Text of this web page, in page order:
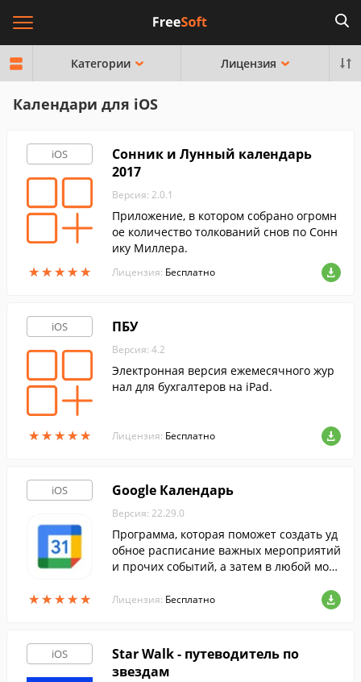
Категории Лицензия
Календари для iOS
iOS
★★★★★
★★★★★
Сонник и Лунный календарь
2017
Версия: 2.0.1
Приложение, в котором собрано огромн
ое количество толкований снов по Сонн
ику Миллера.
Лицензия: Бесплатно
iOS
★★★★★
★★★★★
ПБУ
Версия: 4.2
Электронная версия ежемесячного жур
нал для бухгалтеров на iPad.
Лицензия: Бесплатно
iOS
★★★★★
★★★★★
Google Календарь
Версия: 22.29.0
Программа, которая поможет создать уд
обное расписание важных мероприятий
и прочих событий, а затем в любой мом
удобном и наглядном виде.
Лицензия: Бесплатно
iOS
Star Walk - путеводитель по
звездам